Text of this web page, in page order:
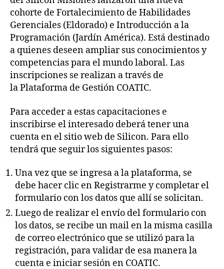
cohorte de Fortalecimiento de Habilidades
Gerenciales (Eldorado) e Introducción a la
Programación (Jardín América). Está destinado
a quienes deseen ampliar sus conocimientos y
competencias para el mundo laboral. Las
inscripciones se realizan a través de
la Plataforma de Gestión COATIC.
Para acceder a estas capacitaciones e
inscribirse el interesado deberá tener una
cuenta en el sitio web de Silicon. Para ello
tendrá que seguir los siguientes pasos:
Una vez que se ingresa a la plataforma, se
debe hacer clic en Registrarme y completar el
formulario con los datos que allí se solicitan.
Luego de realizar el envío del formulario con
los datos, se recibe un mail en la misma casilla
de correo electrónico que se utilizó para la
registración, para validar de esa manera la
cuenta e iniciar sesión en COATIC.